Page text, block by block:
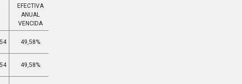
EFECTIVA
ANUAL
VENCIDA
49,58%
49,58%